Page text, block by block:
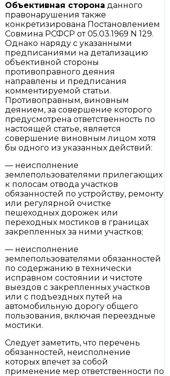
Объективная сторона данного
правонарушения также
конкретизирована Постановлением
Совмина РСФСР от 05.03.1969 N 129.
Однако наряду с указанными
предписаниями на детализацию
объективной стороны
противоправного деяния
направлены и предписания
комментируемой статьи.
Противоправным, виновным
деянием, за совершение которого
предусмотрена ответственность по
настоящей статье, является
совершение виновным лицом хотя
бы одного из указанных действий:
— неисполнение
землепользователями прилегающих
к полосам отвода участков
обязанностей по устройству, ремонту
или регулярной очистке
пешеходных дорожек или
переходных мостиков в границах
закрепленных за ними участков;
— неисполнение
землепользователями обязанностей
по содержанию в технически
исправном состоянии и чистоте
выездов с закрепленных участков
или с подъездных путей на
автомобильную дорогу общего
пользования, включая переездные
мостики.
Следует заметить, что перечень
обязанностей, неисполнение
которых влечет за собой
применение мер ответственности по